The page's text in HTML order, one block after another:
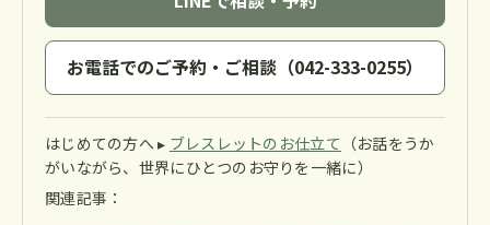
お電話でのご予約・ご相談（042-333-0255）
はじめての方へ ▸ ブレスレットのお仕立て （お話をうか
がいながら、世界にひとつのお守りを一緒に）
関連記事：